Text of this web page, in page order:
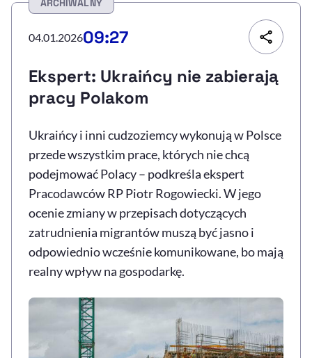
Sprawdź, jak i dlaczego zwiększamy dostępność , otwiera się w nowym
Deklaracja dostępności, otwiera się w nowym oknie
Zgłoś problem
, otwiera się w
ARCHIWALNY
04.01.202609:27
Ekspert: Ukraińcy nie zabierają
pracy Polakom
Ukraińcy i inni cudzoziemcy wykonują w Polsce
przede wszystkim prace, których nie chcą
podejmować Polacy – podkreśla ekspert
Pracodawców RP Piotr Rogowiecki. W jego
ocenie zmiany w przepisach dotyczących
zatrudnienia migrantów muszą być jasno i
odpowiednio wcześnie komunikowane, bo mają
realny wpływ na gospodarkę.